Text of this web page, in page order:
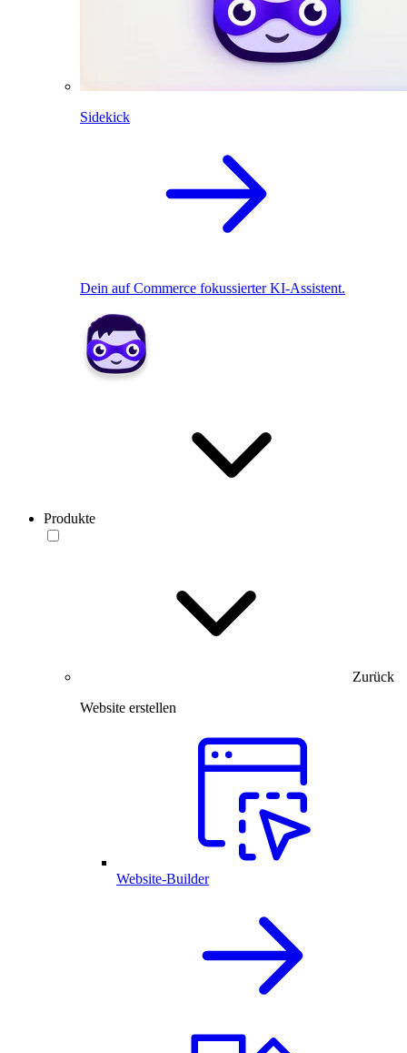
Sidekick
Dein auf Commerce fokussierter KI-Assistent.
Produkte
Zurück
Website erstellen
Website-Builder